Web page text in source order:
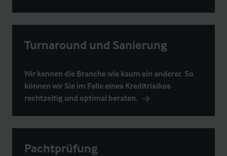
Turnaround und Sanierung
Wir kennen die Branche wie kaum ein anderer. So
können wir Sie im Falle eines Kreditrisikos
rechtzeitig und optimal beraten.
Pachtprüfung